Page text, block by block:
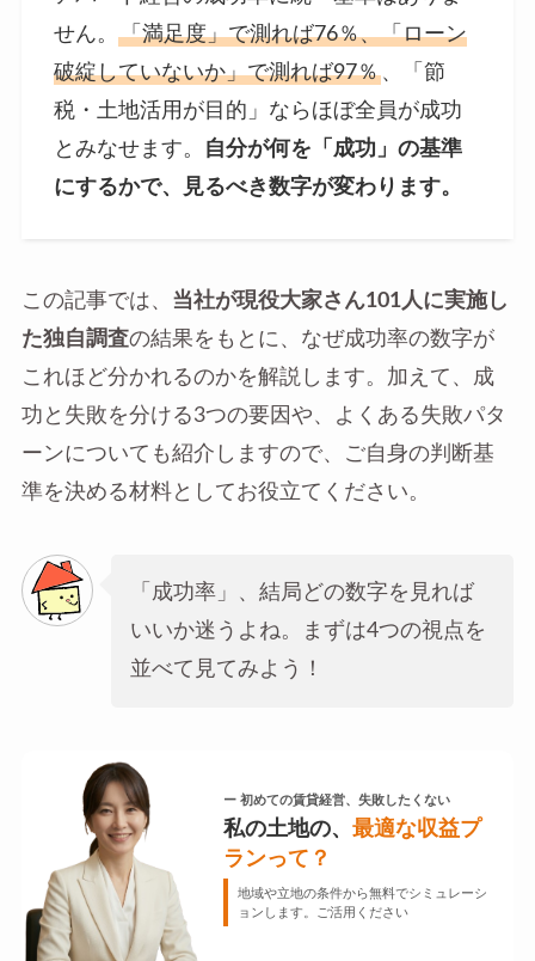
せん。
「満足度」で測れば76％、「ローン
破綻していないか」で測れば97％、「節
税・土地活用が目的」ならほぼ全員が成功
とみなせます。
自分が何を「成功」の基準
にするかで、見るべき数字が変わります。
この記事では、 当社が現役大家さん101人に実施し
た独自調査の結果をもとに、なぜ成功率の数字が
これほど分かれるのかを解説します。加えて、成
功と失敗を分ける3つの要因や、よくある失敗パタ
ーンについても紹介しますので、ご自身の判断基
準を決める材料としてお役立てください。
「成功率」、結局どの数字を見れば
いいか迷うよね。まずは4つの視点を
並べて見てみよう！
ー 初めての賃貸経営、失敗したくない
私の土地の、 最適な収益プ
ランって？
地域や立地の条件から無料でシミュレーシ
ョンします。ご活用ください